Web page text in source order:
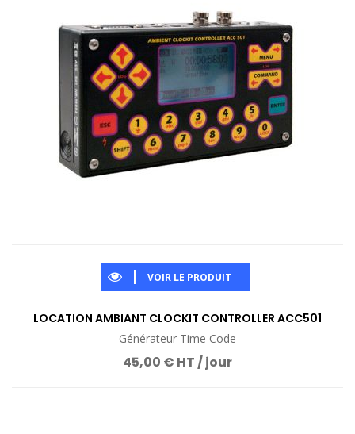
VOIR LE PRODUIT
LOCATION AMBIANT CLOCKIT CONTROLLER ACC501
Générateur Time Code
45,00 € HT / jour